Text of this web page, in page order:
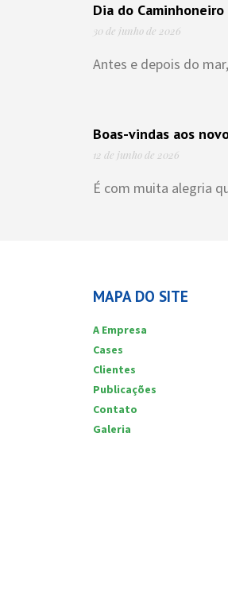
Dia do Caminhoneiro
30 de junho de 2026
Antes e depois do
Boas-vindas aos
12 de junho de 2026
É com muita alegria
MAPA DO SITE
A Empresa
Cases
Clientes
Publicações
Contato
Galeria